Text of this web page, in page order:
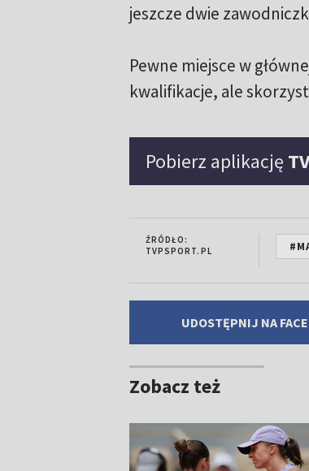
jeszcze dwie
Pewne miejsce w
kwalifikacje, ale
Pobierz aplikację
ŹRÓDŁO:
TVPSPORT.PL
UDOSTĘPNIJ NA
Zobacz też